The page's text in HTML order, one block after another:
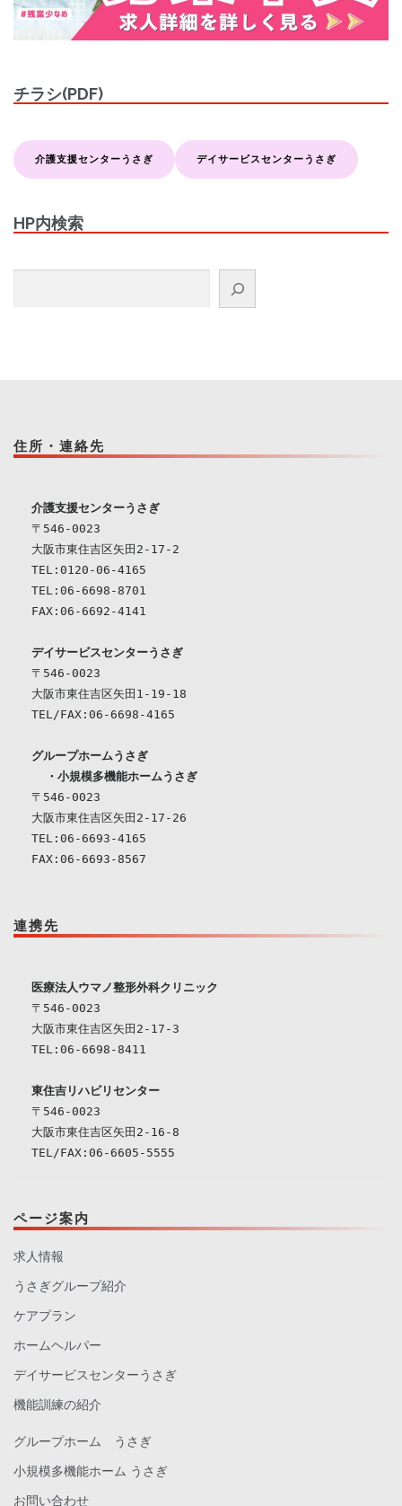
チラシ(PDF)
介護支援センターうさぎ デイサービスセンターうさぎ
HP内検索
住所・連絡先
介護支援センターうさぎ
〒546-0023
大阪市東住吉区矢田2-17-2
TEL:0120-06-4165
TEL:06-6698-8701
デイサービスセンターうさぎ
〒546-0023
大阪市東住吉区矢田1-19-18
TEL/FAX:06-6698-4165
  ・
小規模多機能ホームうさぎ
〒546-0023
大阪市東住吉区矢田2-17-26
TEL:06-6693-4165
連携先
〒546-0023
大阪市東住吉区矢田2-17-3
TEL:06-6698-8411
東住吉リハビリセンター
〒546-0023
大阪市東住吉区矢田2-16-8
ページ案内
求人情報
うさぎグループ紹介
ケアプラン
ホームヘルパー
デイサービスセンターうさぎ
機能訓練の紹介
グループホーム うさぎ
小規模多機能ホーム うさぎ
お問い合わせ